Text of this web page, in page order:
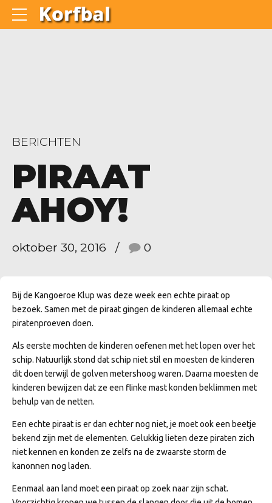
BERICHTEN
PIRAAT
AHOY!
oktober 30, 2016 0
Bij de Kangoeroe Klup was deze week een echte piraat op
bezoek. Samen met de piraat gingen de kinderen allemaal echte
piratenproeven doen.
Als eerste mochten de kinderen oefenen met het lopen over het
schip. Natuurlijk stond dat schip niet stil en moesten de kinderen
dit doen terwijl de golven metershoog waren. Daarna moesten de
kinderen bewijzen dat ze een flinke mast konden beklimmen met
behulp van de netten.
Een echte piraat is er dan echter nog niet, je moet ook een beetje
bekend zijn met de elementen. Gelukkig lieten deze piraten zich
niet kennen en konden ze zelfs na de zwaarste storm de
kanonnen nog laden.
Eenmaal aan land moet een piraat op zoek naar zijn schat.